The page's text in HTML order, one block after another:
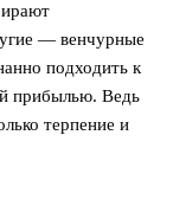
— венчурные
подходить к
прибылью. Ведь
терпение и